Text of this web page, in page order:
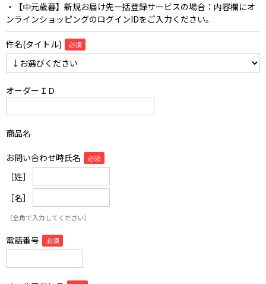
・【中元歳暮】新規お届け先一括登録サービスの場合：内容欄にオ
ンラインショッピングのログインIDをご入力ください。
件名(タイトル)
オーダーＩＤ
商品名
お問い合わせ時氏名
［姓］
［名］
（全角で入力してください）
電話番号